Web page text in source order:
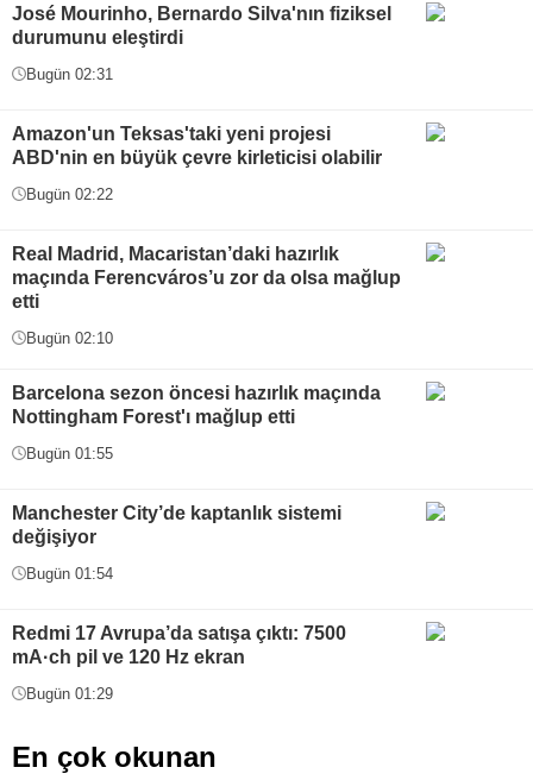
José Mourinho, Bernardo Silva'nın fiziksel
durumunu eleştirdi
Bugün 02:31
Amazon'un Teksas'taki yeni projesi
ABD'nin en büyük çevre kirleticisi olabilir
Bugün 02:22
Real Madrid, Macaristan’daki hazırlık
maçında Ferencváros’u zor da olsa mağlup
etti
Bugün 02:10
Barcelona sezon öncesi hazırlık maçında
Nottingham Forest'ı mağlup etti
Bugün 01:55
Manchester City’de kaptanlık sistemi
değişiyor
Bugün 01:54
Redmi 17 Avrupa’da satışa çıktı: 7500
mA·ch pil ve 120 Hz ekran
Bugün 01:29
En çok okunan